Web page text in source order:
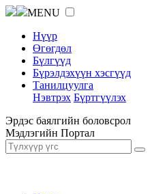
MENU
Нүүр
Өгөгдөл
Бүлгүүд
Бүрэлдэхүүн хэсгүүд
Танилцуулга
Нэвтрэх Бүртгүүлэх
Эрдэс баялгийн боловсрол
Мэдлэгийн Портал